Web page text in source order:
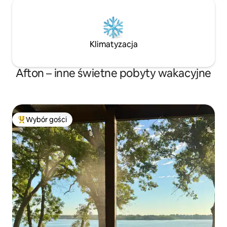
Klimatyzacja
Afton – inne świetne pobyty wakacyjne
Najpopularniejsze z kategorii Wybór gości
Wybór gości